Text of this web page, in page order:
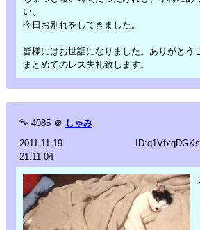
い、
今日お別れをしてきました。
皆様にはお世話になりました。ありがとう
まとめてのレス失礼致します。
🐾 4085 ＠ しゃみ
2011-11-19
21:11:04
ID:q1VfxqDGKs